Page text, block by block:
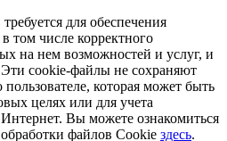
для обеспечения
том числе корректного
на нем возможностей и услуг, и
cookie-файлы не сохраняют
которая может быть
целях или для учета
Вы можете ознакомиться
файлов Cookie здесь.